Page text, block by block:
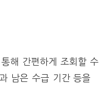
해 간편하게 조회할 수
남은 수급 기간 등을